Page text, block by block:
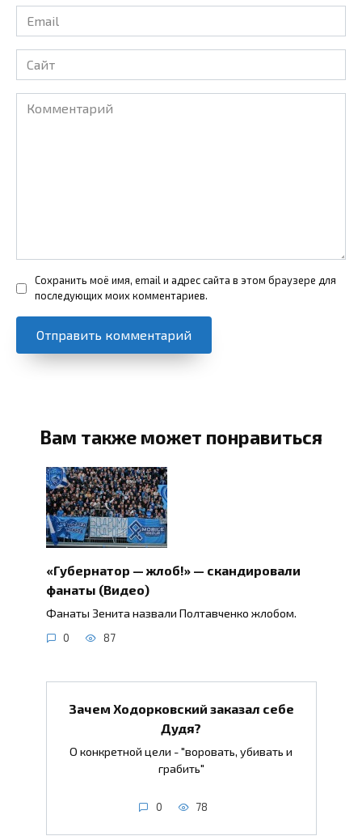
Email
*
Сайт
Комментарий
Сохранить моё имя, email и адрес сайта в этом браузере для
последующих моих комментариев.
Вам также может понравиться
«Губернатор — жлоб!» — скандировали
фанаты (Видео)
Фанаты Зенита назвали Полтавченко жлобом.
0 87
Зачем Ходорковский заказал себе
Дудя?
О конкретной цели - "воровать, убивать и
грабить"
0 78